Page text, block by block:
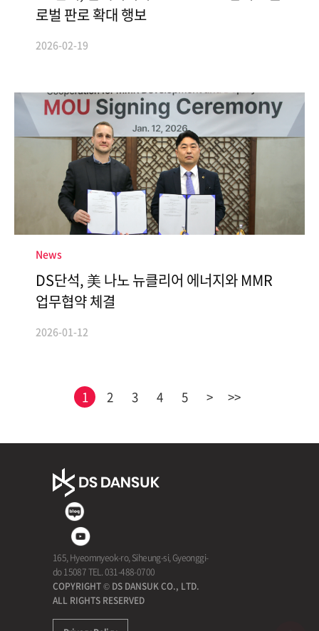
로벌 판로 확대 행보
2026-02-19
News
DS단석, 美 나노 뉴클리어 에너지와 MMR
업무협약 체결
2026-01-12
1 2 3 4 5 > >>
165, Hyeomnyeok-ro, Siheung-si, Gyeonggi-
do 15087 TEL. 031-488-0700
COPYRIGHT © DS DANSUK CO., LTD.
ALL RIGHTS RESERVED